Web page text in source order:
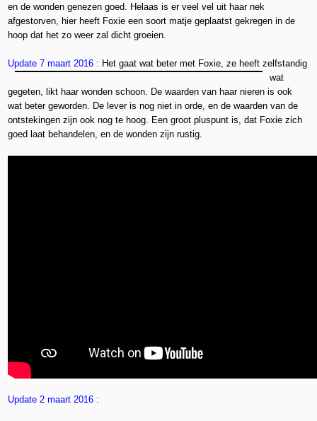
en de wonden genezen goed. Helaas is er veel vel uit haar nek
afgestorven, hier heeft Foxie een soort matje geplaatst gekregen in de
hoop dat het zo weer zal dicht groeien.
Update 7 maart 2016 : Het gaat wat beter met Foxie, ze heeft zelfstandig
wat
gegeten, likt haar wonden schoon. De waarden van haar nieren is ook
wat beter geworden. De lever is nog niet in orde, en de waarden van de
ontstekingen zijn ook nog te hoog. Een groot pluspunt is, dat Foxie zich
goed laat behandelen, en de wonden zijn rustig.
Update 2 maart 2016 :